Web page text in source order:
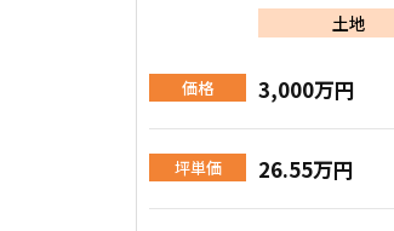
土地
価格 3,000万円
坪単価 26.55万円